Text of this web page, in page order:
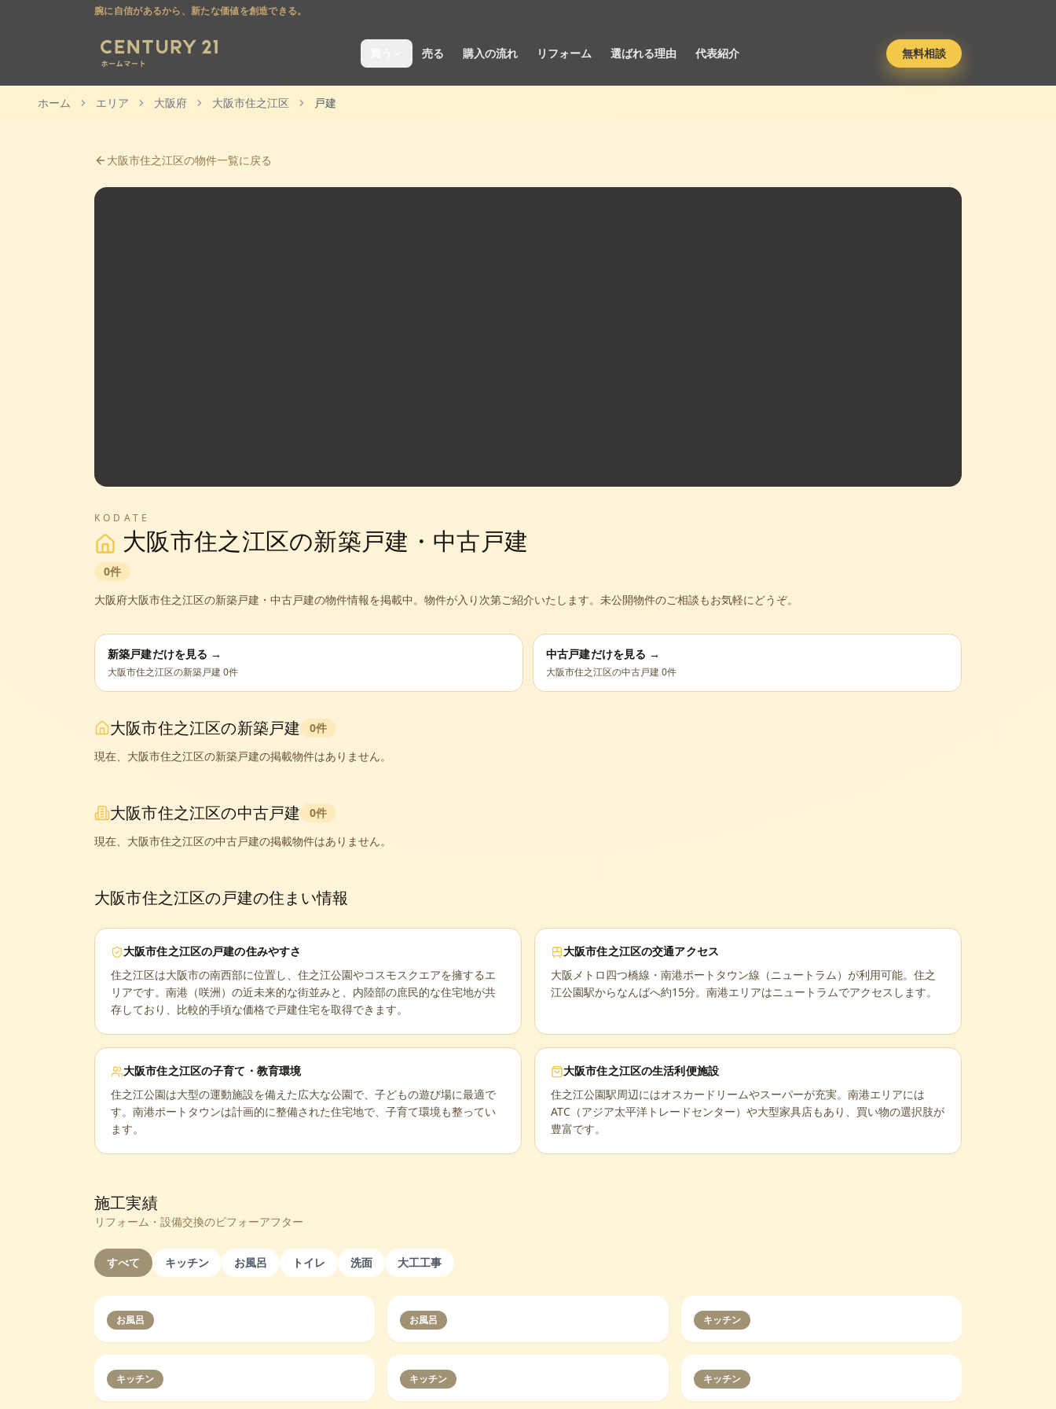
腕に自信があるから、新たな価値を創造できる。
売る 購入の流れ リフォーム 選ばれる理由 代表紹介 無料相談
ホーム エリア 大阪府 大阪市住之江区 戸建
大阪市住之江区の物件一覧に戻る
KODATE
大阪市住之江区の新築戸建・中古戸建
0件
大阪府大阪市住之江区の新築戸建・中古戸建の物件情報を掲載中。 物件が入り次第ご紹介いたします。未公開物件のご相談もお気軽にどうぞ。
新築戸建だけを見る →
大阪市住之江区の新築戸建0件
中古戸建だけを見る →
大阪市住之江区の中古戸建0件
大阪市住之江区の新築戸建 0件
現在、 大阪市住之江区の新築戸建の掲載物件はありません。
大阪市住之江区の中古戸建 0件
現在、 大阪市住之江区の中古戸建の掲載物件はありません。
大阪市住之江区の戸建の住まい情報
大阪市住之江区の戸建の住みやすさ
住之江区は大阪市の南西部に位置し、住之江公園やコスモスクエアを擁するエ
リアです。南港（咲洲）の近未来的な街並みと、内陸部の庶民的な住宅地が共
存しており、比較的手頃な価格で戸建住宅を取得できます。
大阪市住之江区の交通アクセス
大阪メトロ四つ橋線・南港ポートタウン線（ニュートラム）が利用可能。住之
江公園駅からなんばへ約15分。南港エリアはニュートラムでアクセスします。
大阪市住之江区の子育て・教育環境
住之江公園は大型の運動施設を備えた広大な公園で、子どもの遊び場に最適で
す。南港ポートタウンは計画的に整備された住宅地で、子育て環境も整ってい
ます。
大阪市住之江区の生活利便施設
住之江公園駅周辺にはオスカードリームやスーパーが充実。南港エリアには
ATC（アジア太平洋トレードセンター）や大型家具店もあり、買い物の選択肢が
豊富です。
施工実績
リフォーム・設備交換のビフォーアフター
すべて キッチン お風呂 トイレ 洗面 大工工事
お風呂 お風呂 キッチン
キッチン キッチン キッチン